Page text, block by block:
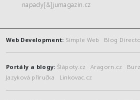
napady[&]jumagazin.cz
Web Development: Simple Web Blog
Portály a blogy:Šlápoty.cz Aragorn.cz
Jazyková příručka
Linkovac.cz